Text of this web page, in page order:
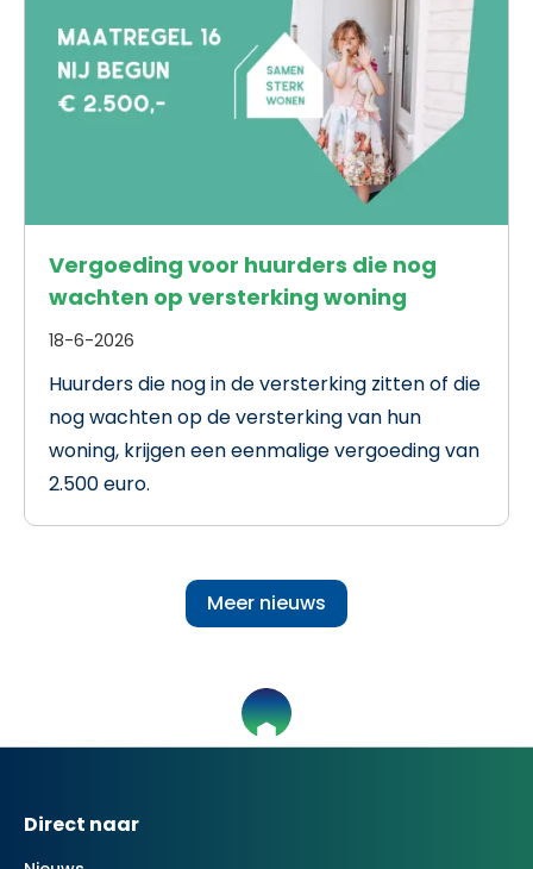
Vergoeding voor huurders die nog
wachten op versterking woning
18-6-2026
Huurders die nog in de versterking zitten of die
nog wachten op de versterking van hun
woning, krijgen een eenmalige vergoeding van
2.500 euro.
Meer nieuws
Contactinformatie
Direct naar